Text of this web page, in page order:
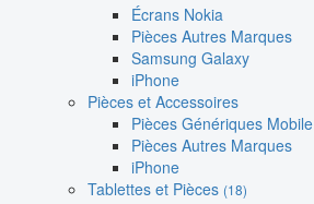
Écrans Nokia
Pièces Autres Marques
Samsung Galaxy
iPhone
Pièces et Accessoires
Pièces Génériques Mobile
Pièces Autres Marques
iPhone
Tablettes et Pièces (18)